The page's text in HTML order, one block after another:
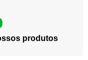
produtos